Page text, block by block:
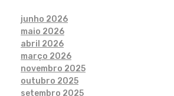
junho 2026
maio 2026
abril 2026
março 2026
novembro 2025
outubro 2025
setembro 2025